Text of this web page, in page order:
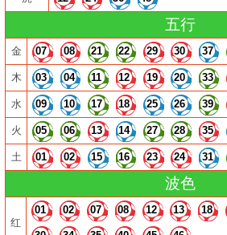
五行
金 07 08 21 22 29 30 37
木 03 04 11 12 19 20 33
水 09 10 17 18 25 26 39
火 05 06 13 14 27 28 35
土 01 02 15 16 23 24 31
波色
红
01 02 07 08 12 13 18